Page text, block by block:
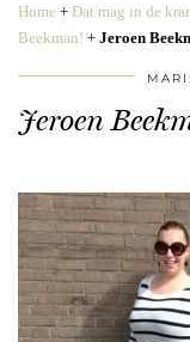
Home + Dat mag in de
Beekman! + Jeroen
Jeroen